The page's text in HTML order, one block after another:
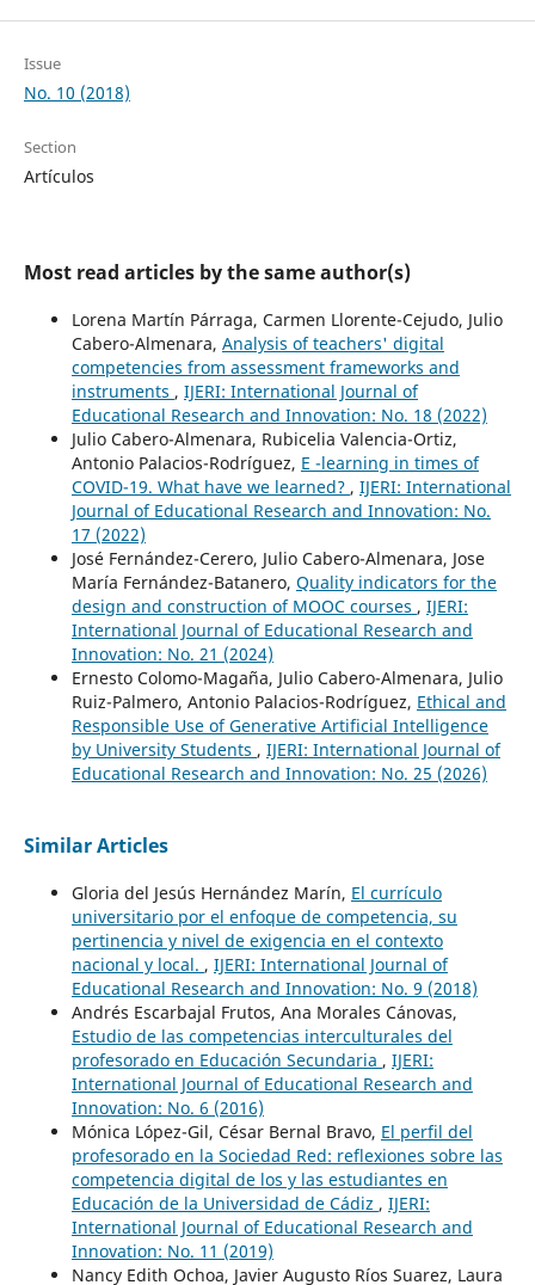
Issue
No. 10 (2018)
Section
Artículos
Most read articles by the same author(s)
Lorena Martín Párraga, Carmen Llorente-Cejudo, Julio
Cabero-Almenara, Analysis of teachers' digital
competencies from assessment frameworks and
instruments , IJERI: International Journal of
Educational Research and Innovation: No. 18 (2022)
Julio Cabero-Almenara, Rubicelia Valencia-Ortiz,
Antonio Palacios-Rodríguez, E -learning in times of
COVID-19. What have we learned? , IJERI: International
Journal of Educational Research and Innovation: No.
17 (2022)
José Fernández-Cerero, Julio Cabero-Almenara, Jose
María Fernández-Batanero, Quality indicators for the
design and construction of MOOC courses , IJERI:
International Journal of Educational Research and
Innovation: No. 21 (2024)
Ernesto Colomo-Magaña, Julio Cabero-Almenara, Julio
Ruiz-Palmero, Antonio Palacios-Rodríguez, Ethical and
Responsible Use of Generative Artificial Intelligence
by University Students , IJERI: International Journal of
Educational Research and Innovation: No. 25 (2026)
Similar Articles
Gloria del Jesús Hernández Marín, El currículo
universitario por el enfoque de competencia, su
pertinencia y nivel de exigencia en el contexto
nacional y local. , IJERI: International Journal of
Educational Research and Innovation: No. 9 (2018)
Andrés Escarbajal Frutos, Ana Morales Cánovas,
Estudio de las competencias interculturales del
profesorado en Educación Secundaria , IJERI:
International Journal of Educational Research and
Innovation: No. 6 (2016)
Mónica López-Gil, César Bernal Bravo, El perfil del
profesorado en la Sociedad Red: reflexiones sobre las
competencia digital de los y las estudiantes en
Educación de la Universidad de Cádiz , IJERI:
International Journal of Educational Research and
Innovation: No. 11 (2019)
Nancy Edith Ochoa, Javier Augusto Ríos Suarez, Laura